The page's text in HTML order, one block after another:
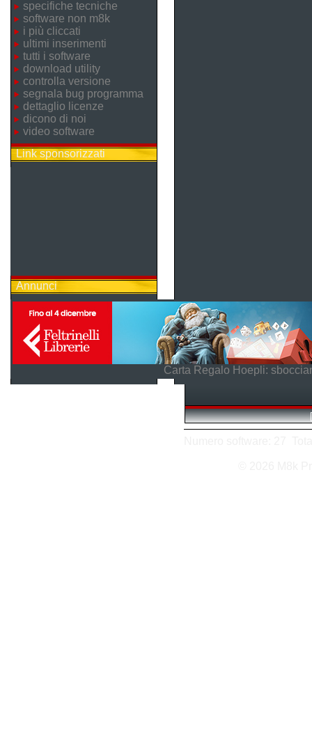
specifiche tecniche
software non m8k
i più cliccati
ultimi inserimenti
tutti i software
download utility
controlla versione
segnala bug programma
dettaglio licenze
dicono di noi
video software
Link sponsorizzati
Annunci
Carta Regalo Hoepli:
[